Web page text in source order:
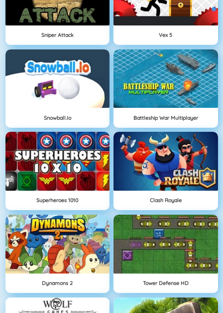
Sniper Attack Vex 5
Snowball.io Battleship War Multiplayer
Superheroes 1010 Clash Royale
Dynamons 2 Tower Defense HD